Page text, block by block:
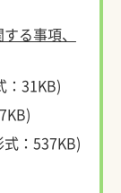
る事項、
：31KB)
式：537KB)